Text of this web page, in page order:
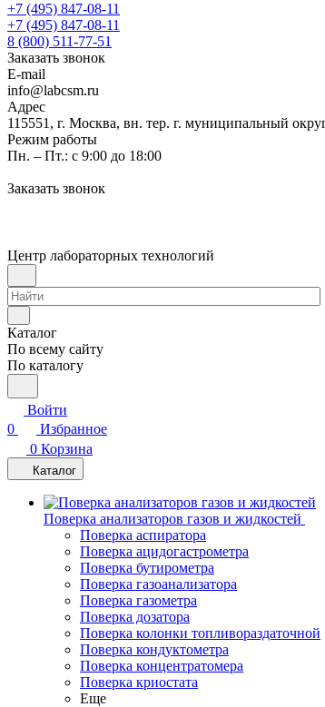
+7 (495) 847-08-11
+7 (495) 847-08-11
8 (800) 511-77-51
Заказать звонок
E-mail
info@labcsm.ru
Адрес
115551, г. Москва, вн. тер. г. муниципальный
Режим работы
Пн. – Пт.: с 9:00 до 18:00
Заказать звонок
Центр лабораторных технологий
Каталог
По всему сайту
По каталогу
Войти
0
Избранное
0 Корзина
Каталог
Поверка анализаторов газов и жидкостей
Поверка аспиратора
Поверка ацидогастрометра
Поверка бутирометра
Поверка газоанализатора
Поверка газометра
Поверка дозатора
Поверка колонки топливораздаточной
Поверка кондуктометра
Поверка концентратомера
Поверка криостата
Еще